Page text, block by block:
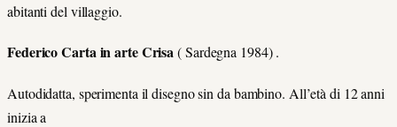
abitanti del villaggio.
Federico Carta in arte Crisa( Sardegna 1984) .
Autodidatta, sperimenta il disegno sin da bambino. All’età di 12 anni
inizia a